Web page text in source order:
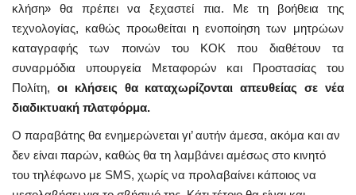
κλήση» θα πρέπει να ξεχαστεί πια. Με τη βοήθεια της
τεχνολογίας, καθώς προωθείται η ενοποίηση των μητρώων
καταγραφής των ποινών του ΚΟΚ που διαθέτουν τα
συναρμόδια υπουργεία Μεταφορών και Προστασίας του
Πολίτη, οι κλήσεις θα καταχωρίζονται απευθείας σε νέα
διαδικτυακή πλατφόρμα.
Ο παραβάτης θα ενημερώνεται γι’ αυτήν άμεσα, ακόμα και αν
δεν είναι παρών, καθώς θα τη λαμβάνει αμέσως στο κινητό
του τηλέφωνο με SMS, χωρίς να προλαβαίνει κάποιος να